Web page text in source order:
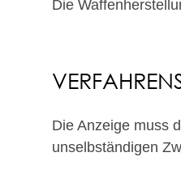
Die
Die Anzeige muss
unselbständigen